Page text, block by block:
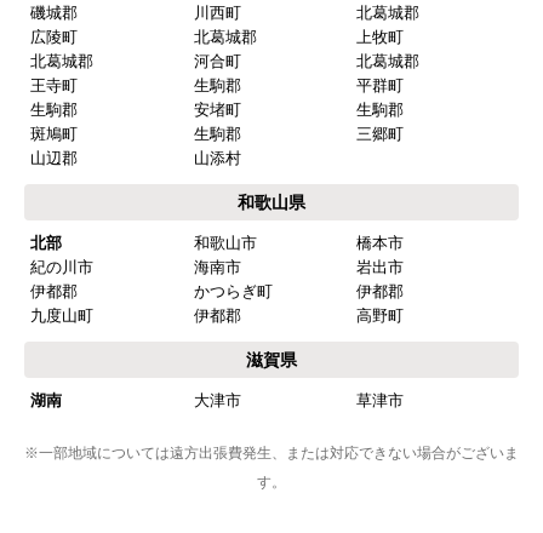
在庫が豊富。値段も安い！
【注文からどのくらいで届きましたか？】
入金の翌日出荷してくれた。
ある程度知識があり自分で段取り出来る人は関西な
らココしかないと思う。
2026年1月28日 18:23
磯城郡
川西町
北葛城郡
広陵町
北葛城郡
上牧町
北葛城郡
河合町
北葛城郡
王寺町
生駒郡
平群町
生駒郡
安堵町
生駒郡
斑鳩町
生駒郡
三郷町
山辺郡
山添村
和歌山県
北部 和歌山市
橋本市
紀の川市
海南市
岩出市
伊都郡
かつらぎ町
伊都郡
九度山町
伊都郡 高野町
滋賀県
湖南 大津市 草津市
※一部地域については遠方出張費発生、または対応できない場合がございま
す。